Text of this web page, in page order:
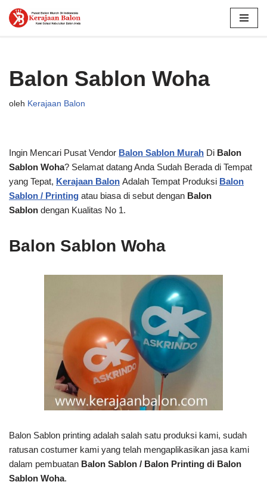
Balon Sablon Woha
oleh Kerajaan Balon
Ingin Mencari Pusat Vendor Balon Sablon Murah Di Balon
Sablon Woha? Selamat datang Anda Sudah Berada di Tempat
yang Tepat, Kerajaan Balon Adalah Tempat Produksi Balon
Sablon / Printing atau biasa di sebut dengan Balon
Sablon dengan Kualitas No 1.
Balon Sablon Woha
Balon Sablon printing adalah salah satu produksi kami, sudah
ratusan costumer kami yang telah mengaplikasikan jasa kami
dalam pembuatan Balon Sablon / Balon Printing di Balon
Sablon Woha.